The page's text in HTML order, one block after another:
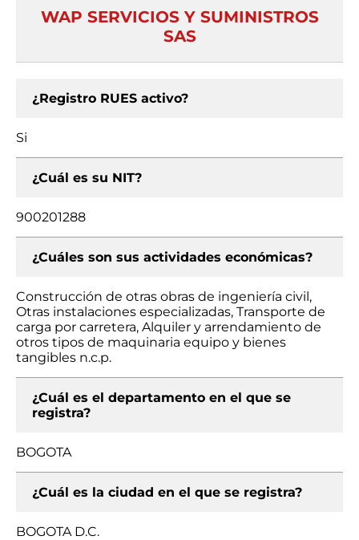
WAP SERVICIOS Y SUMINISTROS
SAS
¿Registro RUES activo?
Si
¿Cuál es su NIT?
900201288
¿Cuáles son sus actividades económicas?
Construcción de otras obras de ingeniería civil,
Otras instalaciones especializadas, Transporte de
carga por carretera, Alquiler y arrendamiento de
otros tipos de maquinaria equipo y bienes
tangibles n.c.p.
¿Cuál es el departamento en el que se
registra?
BOGOTA
¿Cuál es la ciudad en el que se registra?
BOGOTA D.C.